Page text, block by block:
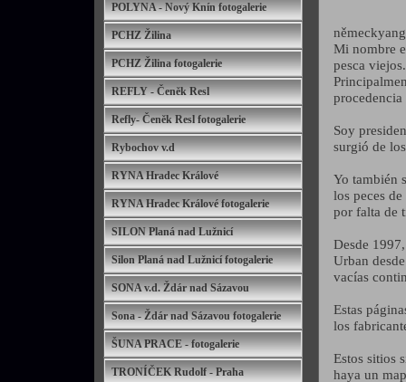
Mi nombre
pesca
Soy
surgió de
Yo también
los peces
por falta de
Desde
Urban
vacías
Estas
los
Estos sitios
haya un
POLYNA - Nový Knín fotogalerie
PCHZ Žilina
PCHZ Žilina fotogalerie
REFLY - Čeněk Resl
Refly- Čeněk Resl fotogalerie
Rybochov v.d
RYNA Hradec Králové
RYNA Hradec Králové fotogalerie
SILON Planá nad Lužnicí
Silon Planá nad Lužnicí fotogalerie
SONA v.d. Ždár nad Sázavou
Sona - Ždár nad Sázavou fotogalerie
ŠUNA PRACE - fotogalerie
TRONÍČEK Rudolf - Praha